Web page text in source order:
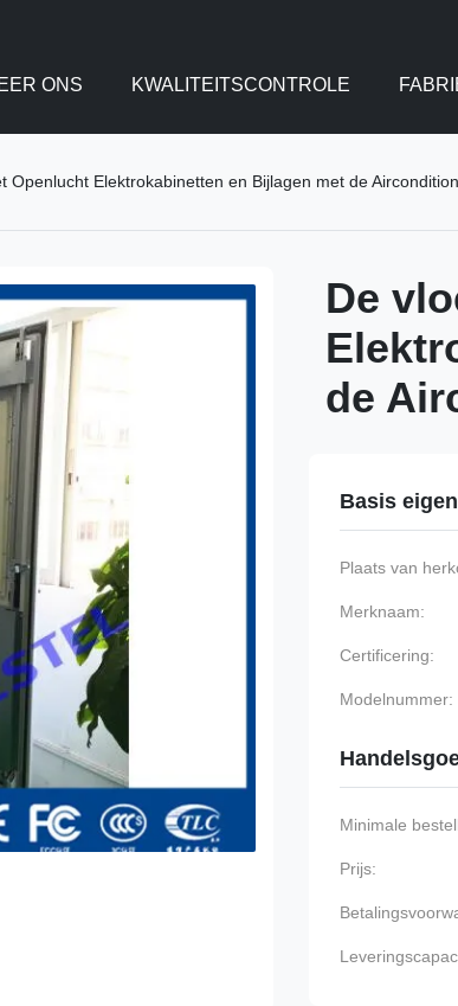
ONS KWALITEITSCONTROLE
Openlucht Elektrokabinetten en Bijlagen met de
De
de
Basis
Plaats van
Merknaam:
Certificering:
Modelnummer:
Minimale
Prijs: